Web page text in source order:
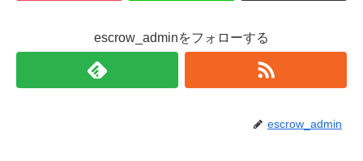
escrow_adminをフォローする
escrow_admin